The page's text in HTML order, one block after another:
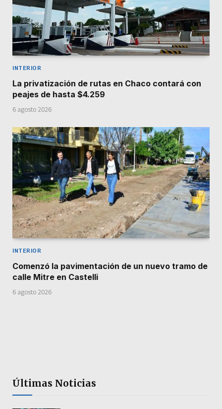
INTERIOR
La privatización de rutas en Chaco contará con
peajes de hasta $4.259
6 agosto 2026
INTERIOR
Comenzó la pavimentación de un nuevo tramo de
calle Mitre en Castelli
6 agosto 2026
Últimas Noticias